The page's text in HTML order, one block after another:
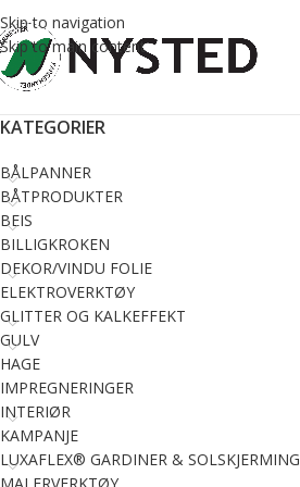
Skip to navigation
Skip to main content
KATEGORIER
BÅLPANNER
BÅTPRODUKTER
BEIS
BILLIGKROKEN
DEKOR/VINDU FOLIE
ELEKTROVERKTØY
GLITTER OG KALKEFFEKT
GULV
HAGE
IMPREGNERINGER
INTERIØR
KAMPANJE
LUXAFLEX® GARDINER & SOLSKJERMING